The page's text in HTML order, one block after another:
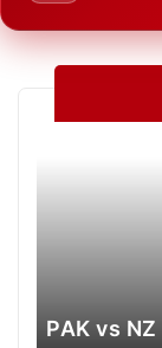
PAK vs NZ